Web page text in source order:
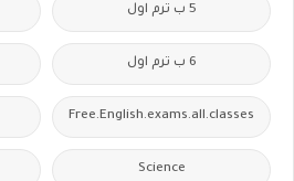
5 ب ترم اول
6 ب ترم اول
Free.English.exams.all.classes
Science